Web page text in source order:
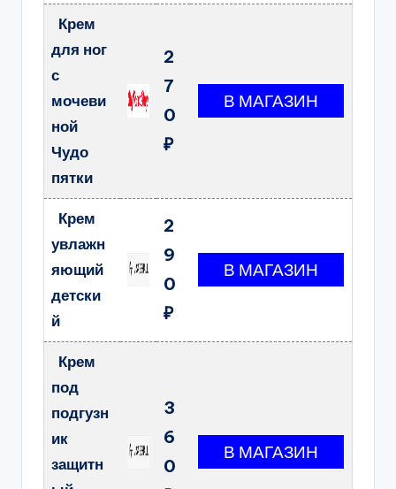
Крем
для ног
с
мочеви
ной
Чудо
пятки
2
7
0
₽
Крем
увлажн
яющий
детски
й
2
9
0
₽
Крем
под
подгузн
ик
защитн
3
6
0